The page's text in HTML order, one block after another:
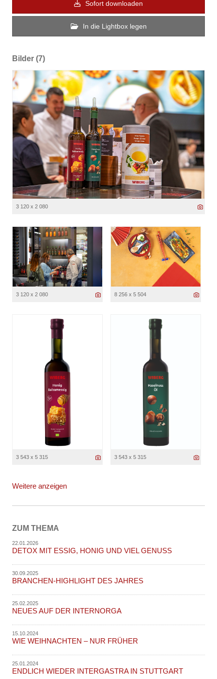
Sofort downloaden
In die Lightbox legen
Bilder (7)
3 120 x 2 080
3 120 x 2 080 8 256 x 5 504
3 543 x 5 315 3 543 x 5 315
Weitere anzeigen
ZUM THEMA
22.01.2026
DETOX MIT ESSIG, HONIG UND VIEL GENUSS
30.09.2025
BRANCHEN-HIGHLIGHT DES JAHRES
25.02.2025
NEUES AUF DER INTERNORGA
15.10.2024
WIE WEIHNACHTEN – NUR FRÜHER
25.01.2024
ENDLICH WIEDER INTERGASTRA IN STUTTGART